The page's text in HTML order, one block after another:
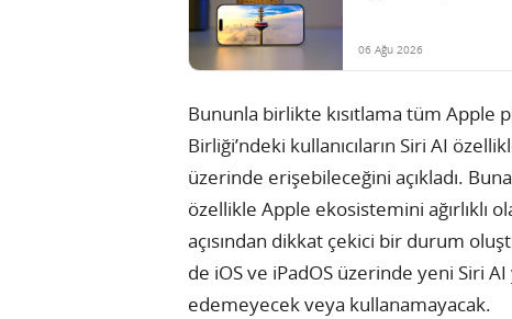
06 Ağu 2026
Bununla birlikte kısıtlama tüm Apple
Birliği’ndeki kullanıcıların Siri AI
üzerinde erişebileceğini açıkladı.
özellikle Apple ekosistemini ağırlıklı
açısından dikkat çekici bir durum
de iOS ve iPadOS üzerinde yeni Siri
edemeyecek veya kullanamayacak.